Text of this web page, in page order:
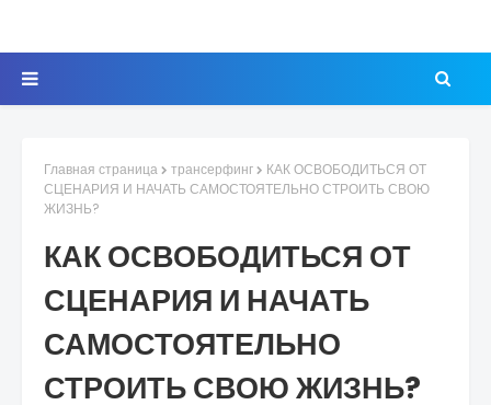
Главная страница трансерфинг
КАК ОСВОБОДИТЬСЯ ОТ
СЦЕНАРИЯ И НАЧАТЬ САМОСТОЯТЕЛЬНО СТРОИТЬ СВОЮ
ЖИЗНЬ?
КАК ОСВОБОДИТЬСЯ ОТ
СЦЕНАРИЯ И НАЧАТЬ
САМОСТОЯТЕЛЬНО
СТРОИТЬ СВОЮ ЖИЗНЬ?